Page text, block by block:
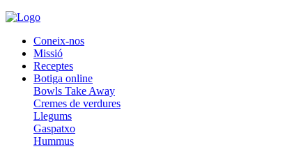
Coneix-nos
Missió
Receptes
Botiga online
Bowls Take Away
Cremes de verdures
Llegums
Gaspatxo
Hummus